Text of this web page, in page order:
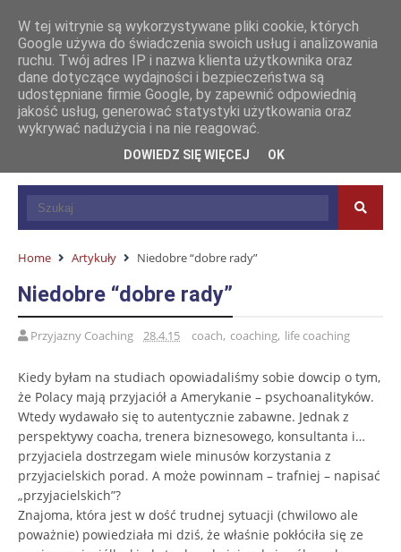
Home Artykuły Niedobre “dobre rady”
Niedobre “dobre rady”
Przyjazny Coaching 28.4.15 coach, coaching, life coaching
Kiedy byłam na studiach opowiadaliśmy sobie dowcip o tym,
że Polacy mają przyjaciół a Amerykanie – psychoanalityków.
Wtedy wydawało się to autentycznie zabawne. Jednak z
perspektywy coacha, trenera biznesowego, konsultanta i…
przyjaciela dostrzegam wiele minusów korzystania z
przyjacielskich porad. A może powinnam – trafniej – napisać
„przyjacielskich”?
Znajoma, która jest w dość trudnej sytuacji (chwilowo ale
poważnie) powiedziała mi dziś, że właśnie pokłóciła się ze
W tej witrynie są wykorzystywane pliki cookie, których
Google używa do świadczenia swoich usług i analizowania
ruchu. Twój adres IP i nazwa klienta użytkownika oraz
dane dotyczące wydajności i bezpieczeństwa są
udostępniane firmie Google, by zapewnić odpowiednią
jakość usług, generować statystyki użytkowania oraz
wykrywać nadużycia i na nie reagować.
DOWIEDZ SIĘ WIĘCEJ OK